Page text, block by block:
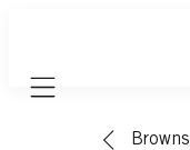
Mobile navigation
Browns